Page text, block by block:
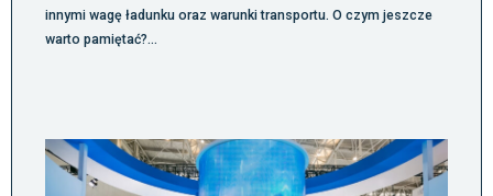
innymi wagę ładunku oraz warunki transportu. O czym jeszcze
warto pamiętać?…